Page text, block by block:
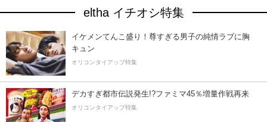
eltha イチオシ特集
イケメンてんこ盛り！尊すぎる男子の純情ラブに胸
キュン
オリコンタイアップ特集
デカすぎ都市伝説発生!?ファミマ45％増量作戦再来
オリコンタイアップ特集